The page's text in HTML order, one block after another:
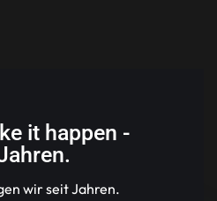
it happen -
wir seit Jahren.